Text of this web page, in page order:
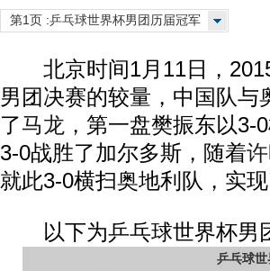
第1页 :乒乓球世界杯男团历届冠军
北京时间1月11日，
男团决赛的较量，中国队
了马龙 ，第一盘樊振东以3-
3-0战胜了加尔多斯，随着
就此3-0横扫奥地利队，实
以下为乒乓球世界杯男
乒乓球